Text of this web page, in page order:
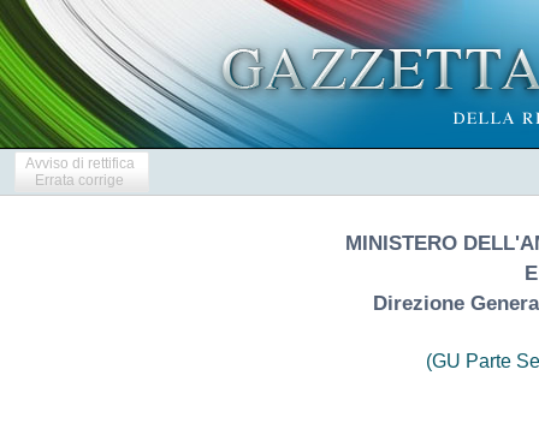
Avviso di rettifica
Errata corrige
MINISTERO
Direzione
(GU Parte